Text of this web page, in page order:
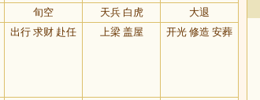
旬空 天兵 白虎 大退
出行 求财 赴任 上梁 盖屋 开光 修造 安葬